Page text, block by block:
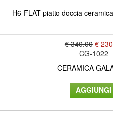
H6-FLAT piatto doccia
€ 340.00 €
CG-1022
CERAMICA